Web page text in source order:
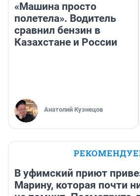
«Машина просто
полетела». Водитель
сравнил бензин в
Казахстане и России
Анатолий Кузнецов
В уфимский приют
Марину, которая почти